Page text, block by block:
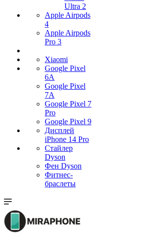
Ultra 2
Apple Airpods
4
Apple Airpods
Pro 3
Xiaomi
Google Pixel
6A
Google Pixel
7А
Google Pixel 7
Pro
Google Pixel 9
Дисплей
iPhone 14 Pro
Стайлер
Dyson
Фен Dyson
Фитнес-
браслеты